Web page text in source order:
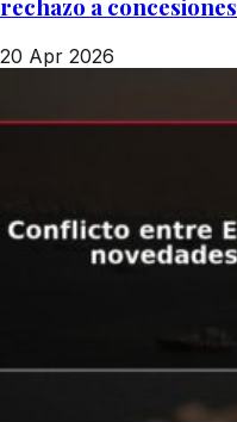
rechazo a concesiones
20 Apr 2026